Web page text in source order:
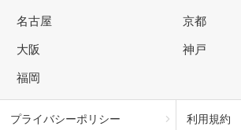
名古屋 京都
大阪 神戸
福岡
プライバシーポリシー 利用規約